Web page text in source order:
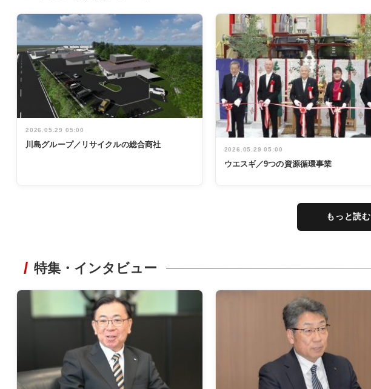
2026.05.29 05:00
川島グループ／リサイクルの総合商社
2026.05.29 05:00
ウエスギ／9つの資源循環事業
もっと読む
特集・インタビュー